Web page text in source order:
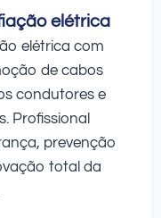
elétrica
elétrica com
de cabos
condutores e
Profissional
prevenção
total da